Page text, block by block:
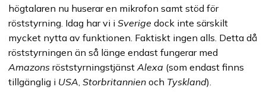
högtalaren nu huserar en mikrofon samt stöd för
röststyrning. Idag har vi i Sverige dock inte särskilt
mycket nytta av funktionen. Faktiskt ingen alls. Detta då
röststyrningen än så länge endast fungerar med
Amazons röststyrningstjänst Alexa (som endast finns
tillgänglig i USA Storbritannien och Tyskland).